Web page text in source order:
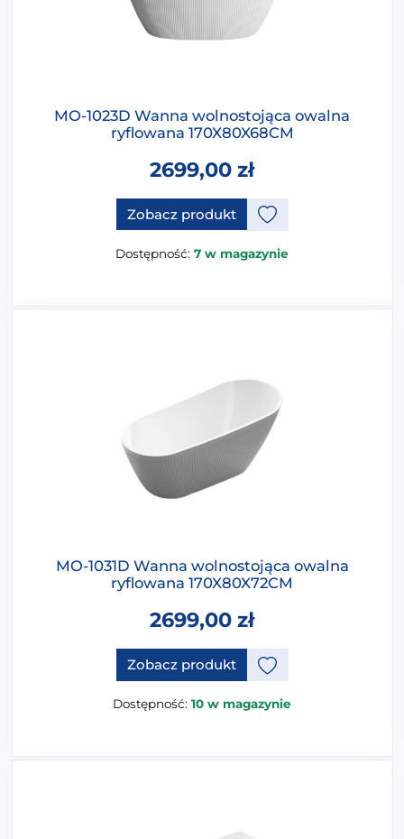
MO-1023D Wanna wolnostojąca owalna
ryflowana 170X80X68CM
2699,00 zł
Zobacz produktTen produkt ma opcje, które
Dostępność: 7 w magazynie
MO-1031D Wanna wolnostojąca owalna
ryflowana 170X80X72CM
2699,00 zł
Zobacz produktTen produkt ma opcje, które
Dostępność: 10 w magazynie